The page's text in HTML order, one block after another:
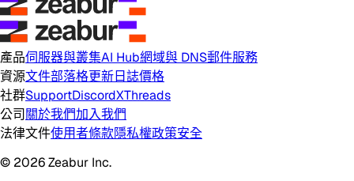
產品伺服器與叢集AI Hub網域與 DNS郵件服務
資源文件部落格更新日誌價格
社群SupportDiscordXThreads
公司關於我們加入我們
法律文件使用者條款隱私權政策安全
© 2026 Zeabur Inc.